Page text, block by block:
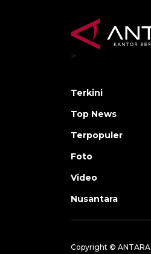
>
Terkini
Top News
Terpopuler
Foto
Video
Nusantara
Copyright © ANTARA